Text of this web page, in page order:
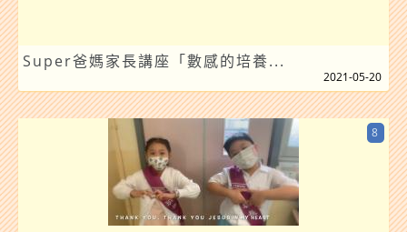
Super爸媽家長講座「數感的培養...
2021-05-20
8